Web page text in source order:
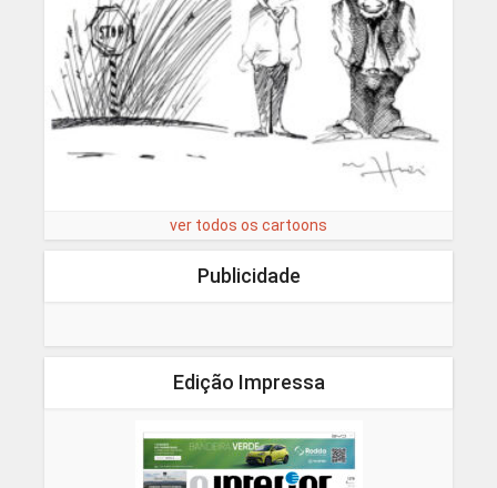
ver todos os cartoons
Publicidade
Edição Impressa